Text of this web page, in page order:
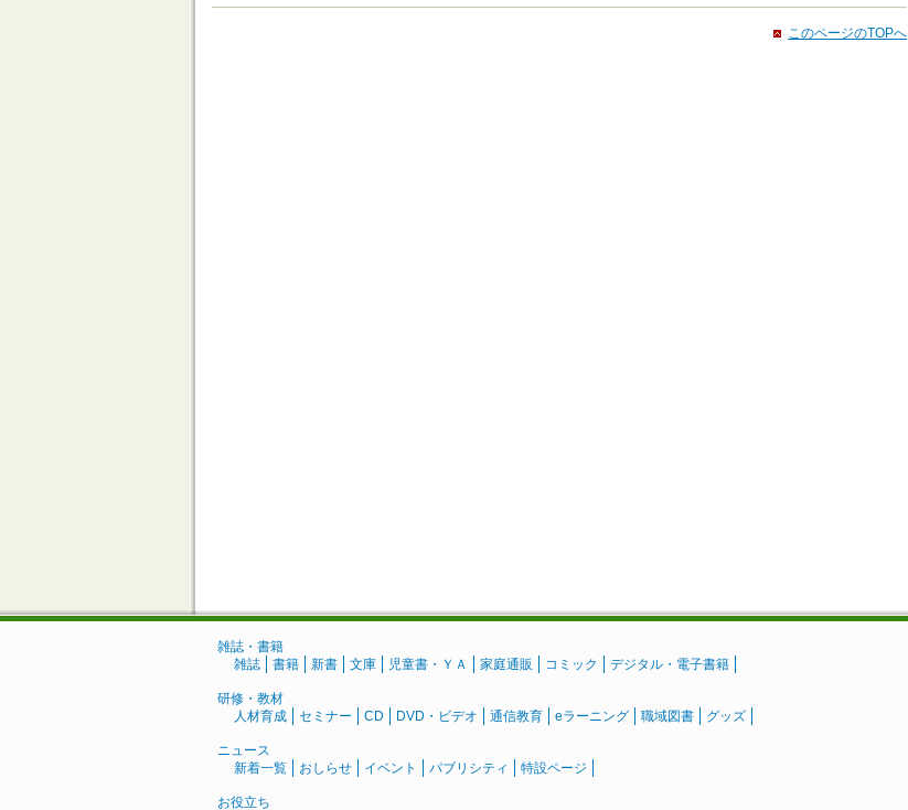
このページのTOPへ
雑誌・書籍
雑誌
書籍 新書 文庫 児童書・ＹＡ 家庭通販 コミック デジタル・電子書籍
研修・教材
人材育成
セミナー CD DVD・ビデオ 通信教育 eラーニング 職域図書 グッズ
ニュース
新着一覧
おしらせ イベント パブリシティ 特設ページ
お役立ち